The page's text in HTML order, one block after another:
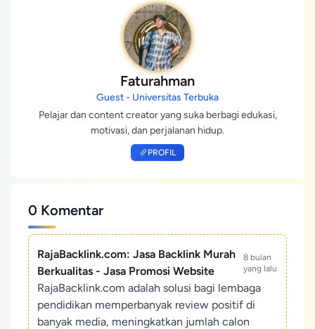
Faturahman
Guest - Universitas Terbuka
Pelajar dan content creator yang suka berbagi edukasi,
motivasi, dan perjalanan hidup.
PROFIL
0 Komentar
RajaBacklink.com: Jasa Backlink Murah
Berkualitas - Jasa Promosi Website
8 bulan
yang lalu
RajaBacklink.com adalah solusi bagi lembaga
pendidikan memperbanyak review positif di
banyak media, meningkatkan jumlah calon